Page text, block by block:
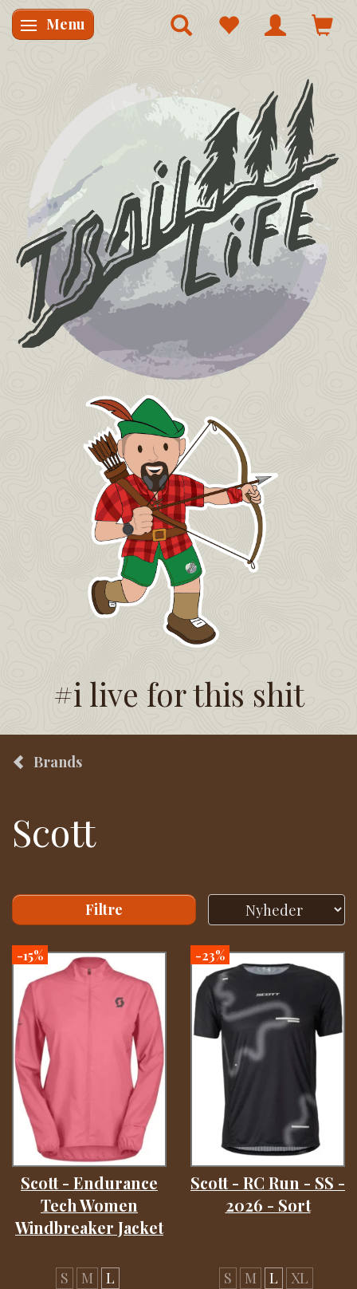
Skifte navigation
Menu
#i live for this shit
Brands
Scott
Filtre
-15%
Scott - Endurance
Tech Women
Windbreaker Jacket
S M L
-23%
Scott - RC Run - SS -
2026 - Sort
S M L XL